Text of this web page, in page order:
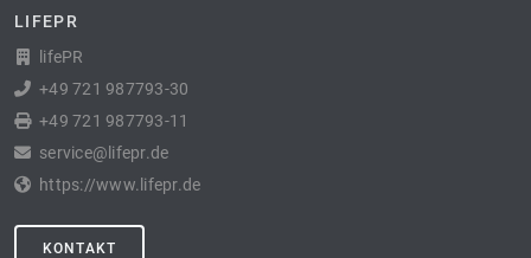
LIFEPR
lifePR
+49 721 987793-30
+49 721 987793-11
service@lifepr.de
https://www.lifepr.de
KONTAKT